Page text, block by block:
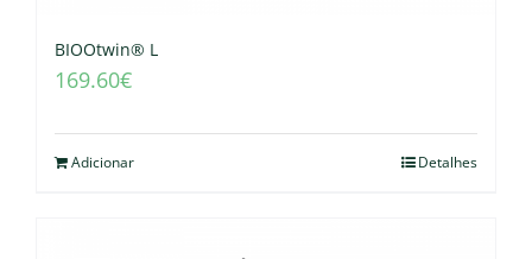
BIOOtwin® L
169.60€
Adicionar Detalhes